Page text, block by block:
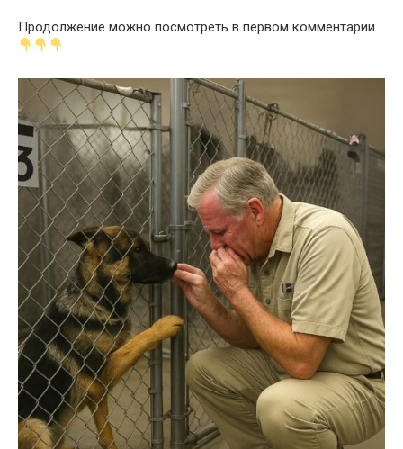
Продолжение можно посмотреть в первом комментарии.